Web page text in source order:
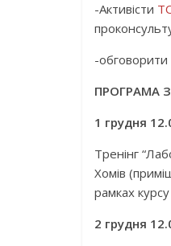
-Активісти
-обговорити
ПРОГРАМА
1 грудня
Тренінг
Хомів
рамках
2 грудня